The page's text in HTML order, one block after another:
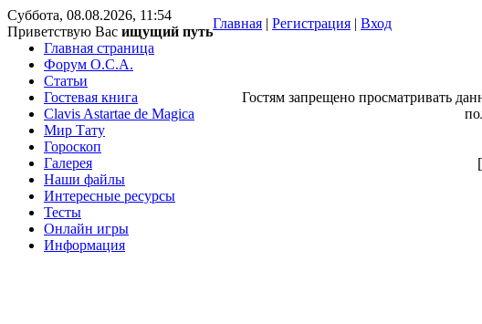
Суббота, 08.08.2026, 11:54
Приветствую Вас ищущий путь
Главная | Регистрация | Вход
Главная страница
Форум O.C.A.
Статьи
Гостевая книга
Clavis Astartae de Magica
Мир Тату
Гороскоп
Галерея
Наши файлы
Интересные ресурсы
Тесты
Онлайн игры
Информация
Гостям запрещено просматривать
[